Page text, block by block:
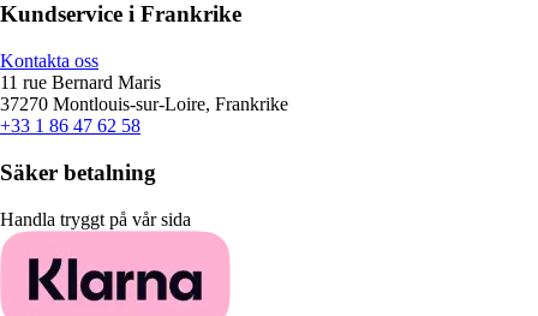
Kundservice i Frankrike
Kontakta oss
11 rue Bernard Maris
37270 Montlouis-sur-Loire, Frankrike
+33 1 86 47 62 58
Säker betalning
Handla tryggt på vår sida